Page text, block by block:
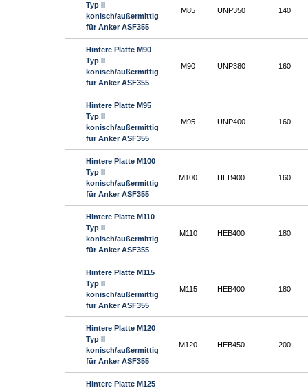
Typ II
konisch/außermittig
für Anker ASF355
M85 UNP350 140
Hintere Platte M90
Typ II
konisch/außermittig
für Anker ASF355
M90 UNP380 160
Hintere Platte M95
Typ II
konisch/außermittig
für Anker ASF355
M95 UNP400 160
Hintere Platte M100
Typ II
konisch/außermittig
für Anker ASF355
M100 HEB400 160
Hintere Platte M110
Typ II
konisch/außermittig
für Anker ASF355
M110 HEB400 180
Hintere Platte M115
Typ II
konisch/außermittig
für Anker ASF355
M115 HEB400 180
Hintere Platte M120
Typ II
konisch/außermittig
für Anker ASF355
M120 HEB450 200
Hintere Platte M125